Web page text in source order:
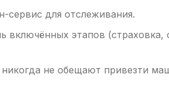
сервис для отслеживания.
включённых этапов
не обещают привезти